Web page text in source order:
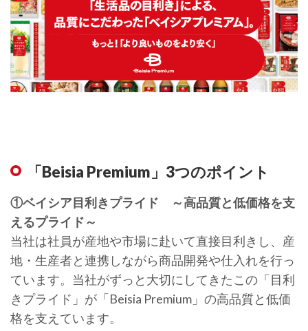
「Beisia Premium」3つのポイント
①ベイシア目利きプライド ～高品質と低価格を支
えるプライド～
当社は社員が産地や市場に赴いて直接目利きし、産
地・生産者と連携しながら商品開発や仕入れを行っ
ています。当社がずっと大切にしてきたこの「目利
きプライド」が「Beisia Premium」の高品質と低価
格を支えています。